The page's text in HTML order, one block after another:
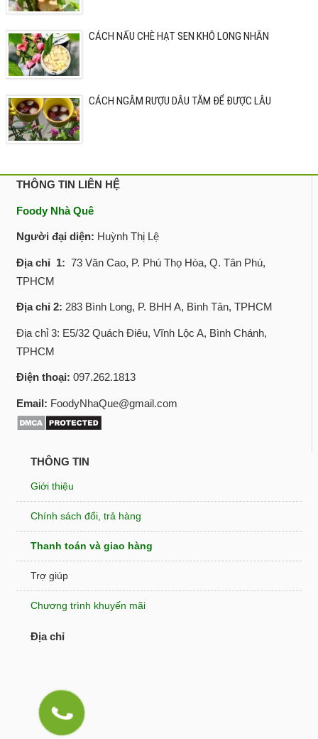
CÁCH NẤU CHÈ HẠT SEN KHÔ LONG NHÃN
CÁCH NGÂM RƯỢU DÂU TẰM ĐỂ ĐƯỢC LÂU
THÔNG TIN LIÊN HỆ
Foody Nhà Quê
Người đại diện: Huỳnh Thị Lệ
Địa chỉ 1: 73 Văn Cao, P. Phú Thọ Hòa, Q. Tân Phú,
TPHCM
Địa chỉ 2: 283 Bình Long, P. BHH A, Bình Tân, TPHCM
Địa chỉ 3: E5/32 Quách Điêu, Vĩnh Lộc A, Bình Chánh,
TPHCM
Điện thoại: 097.262.1813
Email: FoodyNhaQue@gmail.com
THÔNG TIN
Giới thiệu
Chính sách đổi, trả hàng
Thanh toán và giao hàng
Trợ giúp
Chương trình khuyến mãi
Địa chỉ